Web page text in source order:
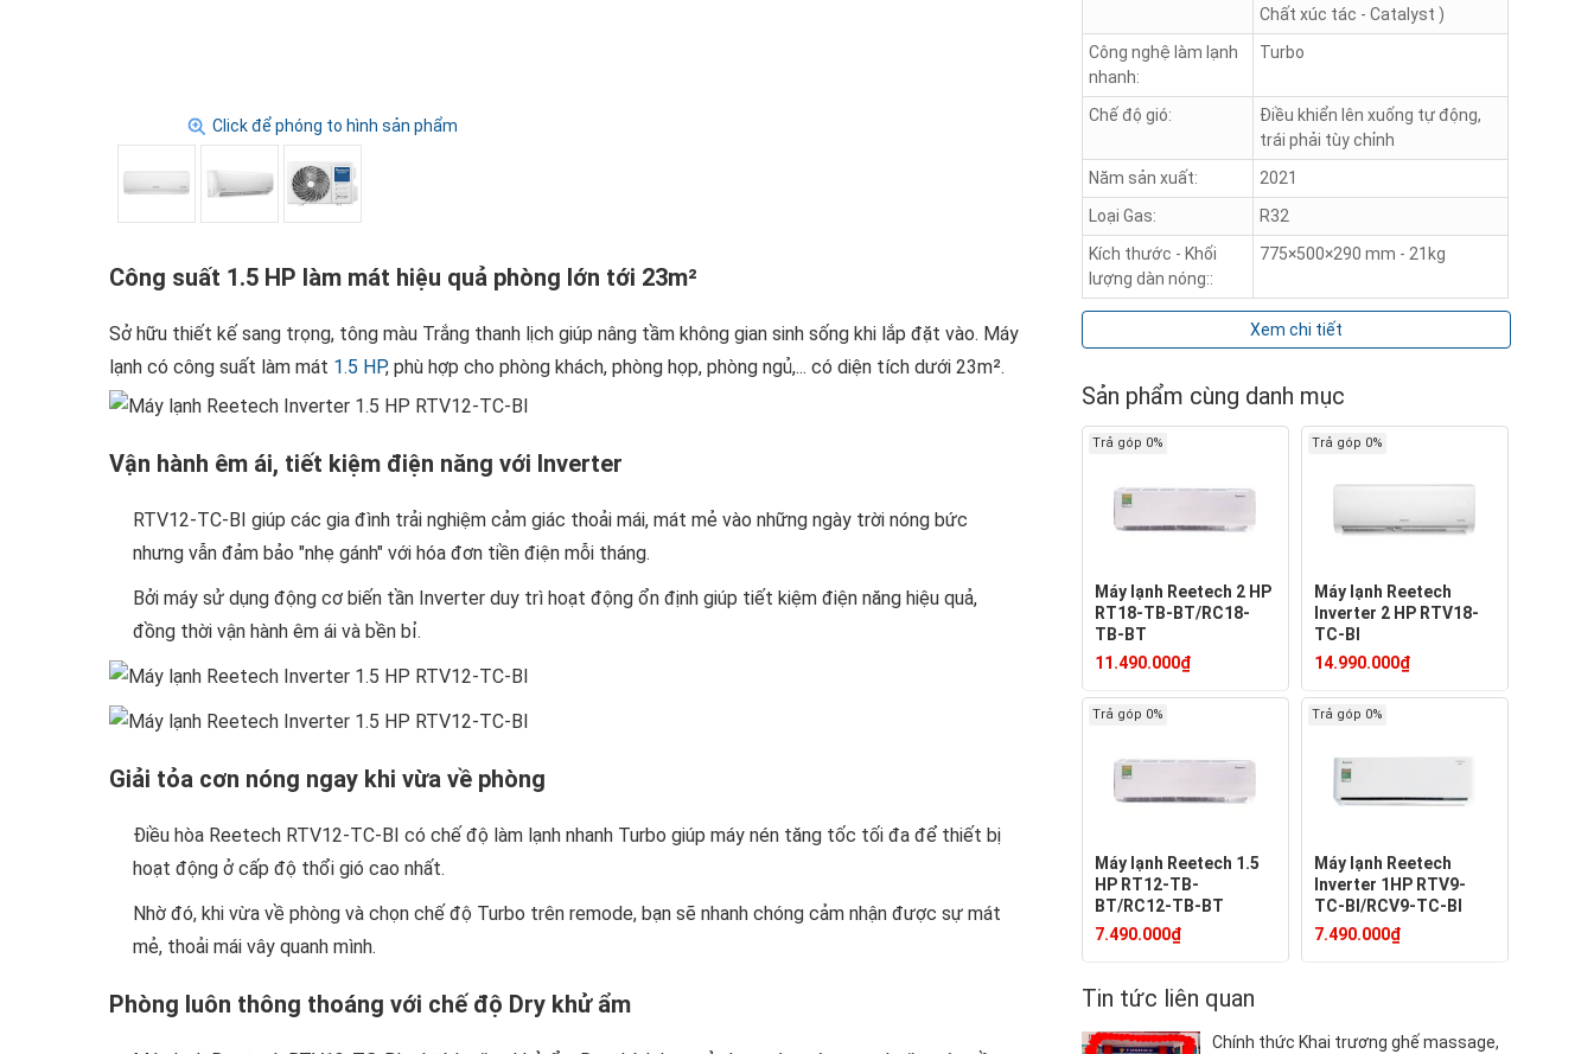
Click để phóng to hình sản phẩm
Công suất 1.5 HP làm mát hiệu quả phòng lớn tới 23m²
Sở hữu thiết kế sang trọng, tông màu Trắng thanh lịch giúp nâng tầm không gian sinh sống khi lắp đặt vào. Máy
lạnh có công suất làm mát 1.5 HP, phù hợp cho phòng khách, phòng họp, phòng ngủ,... có diện tích dưới 23m².
Vận hành êm ái, tiết kiệm điện năng với Inverter
RTV12-TC-BI giúp các gia đình trải nghiệm cảm giác thoải mái, mát mẻ vào những ngày trời nóng bức
nhưng vẫn đảm bảo "nhẹ gánh" với hóa đơn tiền điện mỗi tháng.
Bởi máy sử dụng động cơ biến tần Inverter duy trì hoạt động ổn định giúp tiết kiệm điện năng hiệu quả,
đồng thời vận hành êm ái và bền bỉ.
Giải tỏa cơn nóng ngay khi vừa về phòng
Điều hòa Reetech RTV12-TC-BI có chế độ làm lạnh nhanh Turbo giúp máy nén tăng tốc tối đa để thiết bị
hoạt động ở cấp độ thổi gió cao nhất.
Nhờ đó, khi vừa về phòng và chọn chế độ Turbo trên remode, bạn sẽ nhanh chóng cảm nhận được sự mát
mẻ, thoải mái vây quanh mình.
Phòng luôn thông thoáng với chế độ Dry khử ẩm
Chất xúc tác - Catalyst )
Công nghệ làm lạnh
nhanh:
Turbo
Chế độ gió:
Điều khiển lên xuống tự động,
trái phải tùy chỉnh
Năm sản xuất:
2021
Loại Gas:
R32
Kích thước - Khối
lượng dàn nóng::
775×500×290 mm - 21kg
Xem chi tiết
Sản phẩm cùng danh mục
Trả góp 0%
Máy lạnh Reetech 2 HP
RT18-TB-BT/RC18-
TB-BT
11.490.000₫
Trả góp 0%
Máy lạnh Reetech
Inverter 2 HP RTV18-
TC-BI
14.990.000₫
Trả góp 0%
Máy lạnh Reetech 1.5
HP RT12-TB-
BT/RC12-TB-BT
7.490.000₫
Trả góp 0%
Máy lạnh Reetech
Inverter 1HP RTV9-
TC-BI/RCV9-TC-BI
7.490.000₫
Tin tức liên quan
Chính thức Khai trương ghế massage,